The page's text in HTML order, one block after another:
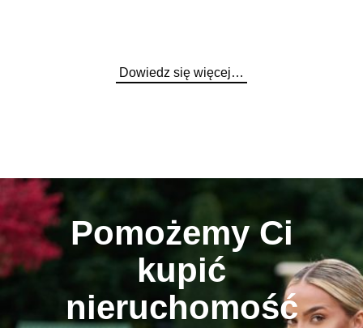
Dowiedz się więcej…
Pomożemy Ci
kupić
nieruchomość